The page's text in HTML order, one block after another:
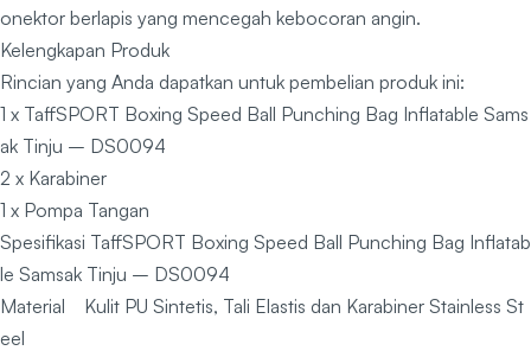
onektor berlapis yang mencegah kebocoran angin.
Kelengkapan Produk
Rincian yang Anda dapatkan untuk pembelian produk ini:
1 x TaffSPORT Boxing Speed Ball Punching Bag Inflatable Sams
ak Tinju – DS0094
2 x Karabiner
1 x Pompa Tangan
Spesifikasi TaffSPORT Boxing Speed Ball Punching Bag Inflatab
le Samsak Tinju – DS0094
Material Kulit PU Sintetis, Tali Elastis dan Karabiner Stainless St
eel